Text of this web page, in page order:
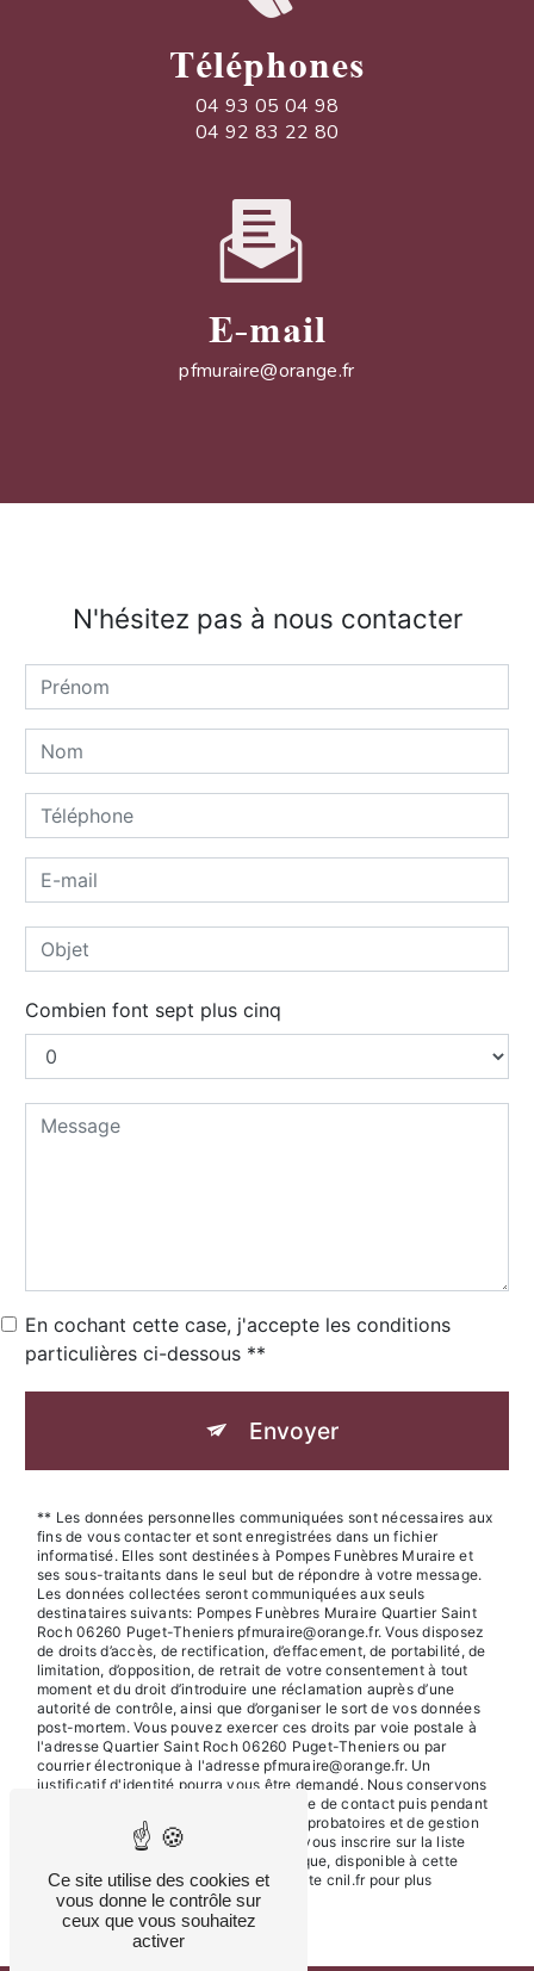
Téléphones
04 93 05 04 98
04 92 83 22 80
E-mail
pfmuraire@orange.fr
N'hésitez pas à nous contacter
Combien font sept plus cinq
En cochant cette case, j'accepte les conditions
particulières ci-dessous **
Envoyer
** Les données personnelles communiquées sont nécessaires aux
fins de vous contacter et sont enregistrées dans un fichier
informatisé. Elles sont destinées à Pompes Funèbres Muraire et
ses sous-traitants dans le seul but de répondre à votre message.
Les données collectées seront communiquées aux seuls
destinataires suivants: Pompes Funèbres Muraire Quartier Saint
Roch 06260 Puget-Theniers pfmuraire@orange.fr. Vous disposez
de droits d’accès, de rectification, d’effacement, de portabilité, de
limitation, d’opposition, de retrait de votre consentement à tout
moment et du droit d’introduire une réclamation auprès d’une
autorité de contrôle, ainsi que d’organiser le sort de vos données
post-mortem. Vous pouvez exercer ces droits par voie postale à
l'adresse Quartier Saint Roch 06260 Puget-Theniers ou par
courrier électronique à l'adresse pfmuraire@orange.fr. Un
justificatif d'identité pourra vous être demandé. Nous conservons
vos données pendant la période de prise de contact puis pendant
la durée de prescription légale aux fins probatoires et de gestion
des contentieux. Vous avez le droit de vous inscrire sur la liste
d'opposition au démarchage téléphonique, disponible à cette
adresse:Bloctel.gouv.fr. Consultez le site cnil.fr pour plus
d’informations sur vos droits.
Ce site utilise des cookies et
vous donne le contrôle sur
ceux que vous souhaitez
activer